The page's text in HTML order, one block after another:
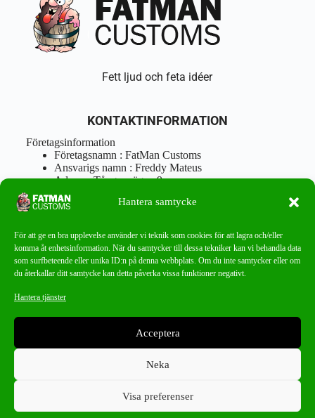
Hantera samtycke
För att ge en bra upplevelse använder vi teknik som cookies för att lagra och/eller
komma åt enhetsinformation. När du samtycker till dessa tekniker kan vi behandla data
som surfbeteende eller unika ID:n på denna webbplats. Om du inte samtycker eller om
du återkallar ditt samtycke kan detta påverka vissa funktioner negativt.
Hantera tjänster
Acceptera
Neka
Visa preferenser
Fett ljud och feta idéer
KONTAKTINFORMATION
Företagsinformation
Företagsnamn : FatMan Customs
Ansvarigs namn : Freddy Mateus
Adress : Tångenvägen 9
Postnr : 417 46 Göteborg
Tel : 0762919666
info@fatmancustoms.se
Mån – Fre 10:00 – 18:00
Lör -11:00 – 15:00
Missa aldrig ett bra erbjudande!